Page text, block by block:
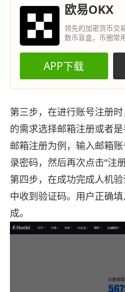
欧易OKX
领先的加密货币交
数币盲盒，币圈常
APP下载
第三步，在进行账号注册
的需求选择邮箱注册或者
邮箱注册为例，输入邮箱
录密码，然后再次点击“注册
第四步，在成功完成人机
中收到验证码。用户正确
成。